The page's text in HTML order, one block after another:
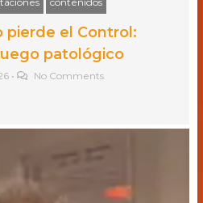
pierde el Control:
patológico
• No Comments